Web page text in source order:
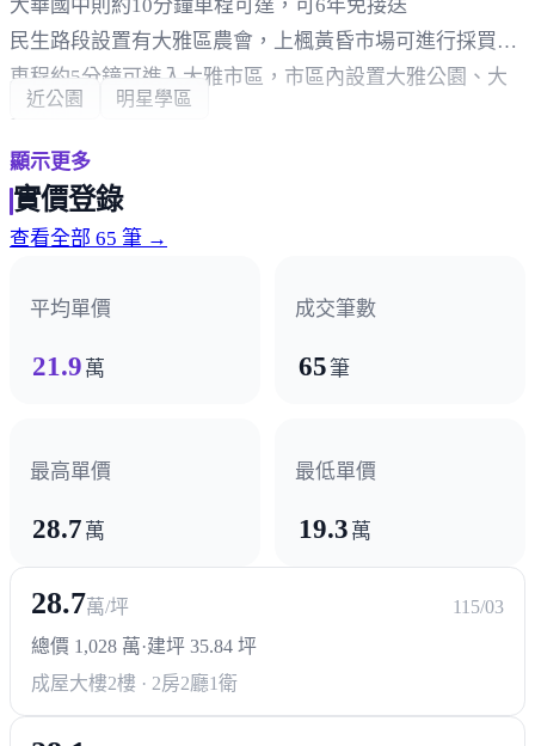
大華國中則約10分鐘車程可達，可6年免接送
民生路段設置有大雅區農會，上楓黃昏市場可進行採買，
車程約5分鐘可進入大雅市區，市區內設置大雅公園、大
榮公園，
基地近全聯福利中心，採買便利，延民生路段可進入大雅
市區、神岡市區，
基地位於大雅市區、神岡市區的中間地段，交通便利，
近公園 明星學區
顯示更多
實價登錄
查看全部 65 筆 →
平均單價
21.9 萬
成交筆數
65筆
最高單價
28.7 萬
最低單價
19.3 萬
28.7萬/坪
115/03
總價 1,028 萬·建坪 35.84 坪
成屋大樓2樓 · 2房2廳1衛